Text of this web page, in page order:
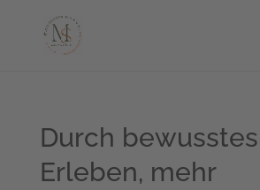
Durch bewusstes
Erleben, mehr